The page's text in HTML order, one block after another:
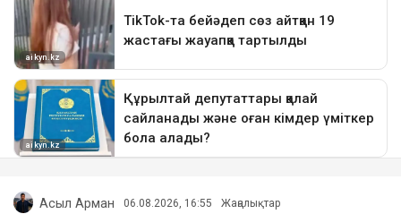
Асыл Арман 06.08.2026, 16:55 Жаңалықтар